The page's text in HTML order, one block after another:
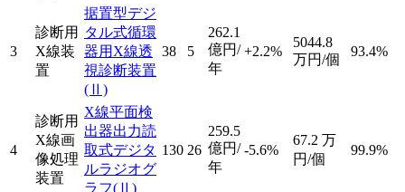
3
診断用
X線装
置
据置型デジ
タル式循環
器用X線透
視診断装置
(Ⅱ)
38 5
262.1
億円/
年
+2.2%
5044.8
万円/個
93.4%
4
診断用
X線画
像処理
装置
X線平面検
出器出力読
取式デジタ
ルラジオグ
ラフ(Ⅱ)
130 26
259.5
億円/
年
-5.6%
67.2 万
円/個
99.9%